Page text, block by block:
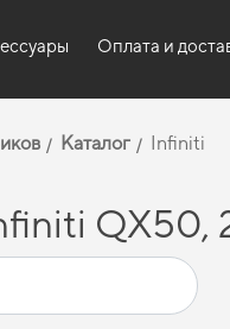
Оплата и
Каталог Infiniti
QX50,